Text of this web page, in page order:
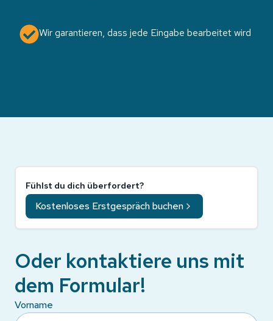
Wir garantieren, dass jede Eingabe bearbeitet wird
Fühlst du dich überfordert?
Kostenloses Erstgespräch buchen
Oder kontaktiere uns mit
dem Formular!
Vorname